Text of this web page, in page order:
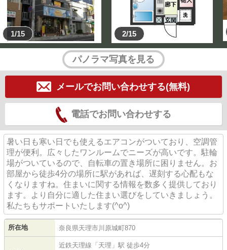
1/15 2/15
パノラマ写真を見る
メールでお問い合わせする(無料)
電話でお問い合わせする
暑い日も寒い日でも使えるエアコンがついており、空調管
理が便利。広々したワンルームでニーズが高いです。駐輪
場がついているので、自転車の置き場所に困りません。お
部屋から徒歩4分の場所に駅があれば、遅刻する心配もな
くなりますね。住まいに関する情報を数多く提供しており
ます。より自分に適した住まい選びをしていきましょう。
私たちもサポートいたします(^o^)
所在地 奈良県天理市 川原城町870
近鉄天理線 「 天理 」駅 徒歩4分